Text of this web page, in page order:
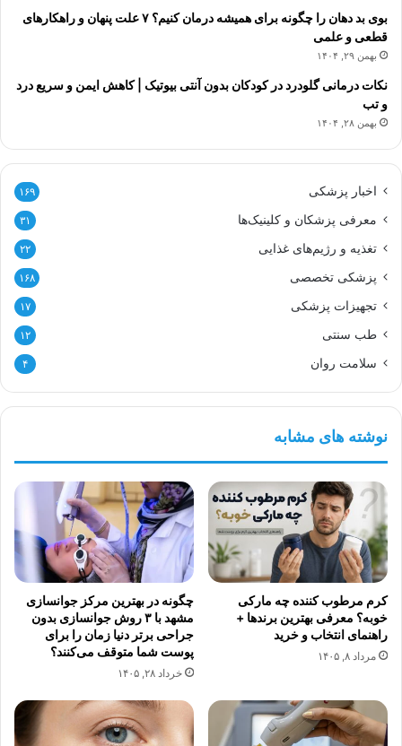
بوی بد دهان را چگونه برای همیشه درمان کنیم؟ ۷ علت پنهان و راهکارهای
قطعی و علمی
بهمن ۲۹, ۱۴۰۴
نکات درمانی گلودرد در کودکان بدون آنتی بیوتیک | کاهش ایمن و سریع درد
و تب
بهمن ۲۸, ۱۴۰۴
اخبار پزشکی ۱۶۹
معرفی پزشکان و کلینیک‌ها ۳۱
تغذیه و رژیم‌های غذایی ۲۲
پزشکی تخصصی ۱۶۸
تجهیزات پزشکی ۱۷
طب سنتی ۱۲
سلامت روان ۴
نوشته های مشابه
کرم مرطوب کننده چه مارکی
خوبه؟ معرفی بهترین برندها +
راهنمای انتخاب و خرید
مرداد ۸, ۱۴۰۵
چگونه در بهترین مرکز جوانسازی
مشهد با ۳ روش جوانسازی بدون
جراحی برتر دنیا زمان را برای
پوست شما متوقف می‌کنند؟
خرداد ۲۸, ۱۴۰۵